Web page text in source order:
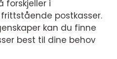
forskjeller i
postkasser.
kan du finne
best til dine behov